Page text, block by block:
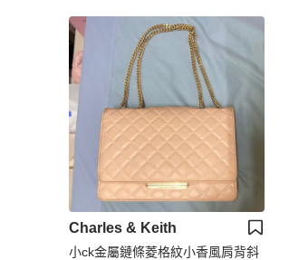
Charles & Keith
小ck金屬鏈條菱格紋小香風肩背斜